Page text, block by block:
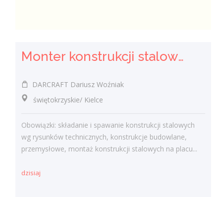
Monter konstrukcji stalowych - ślusarz (K/M/I)
DARCRAFT Dariusz Woźniak
świętokrzyskie/ Kielce
Obowiązki: składanie i spawanie konstrukcji stalowych
wg rysunków technicznych, konstrukcje budowlane,
przemysłowe, montaż konstrukcji stalowych na placu...
dzisiaj